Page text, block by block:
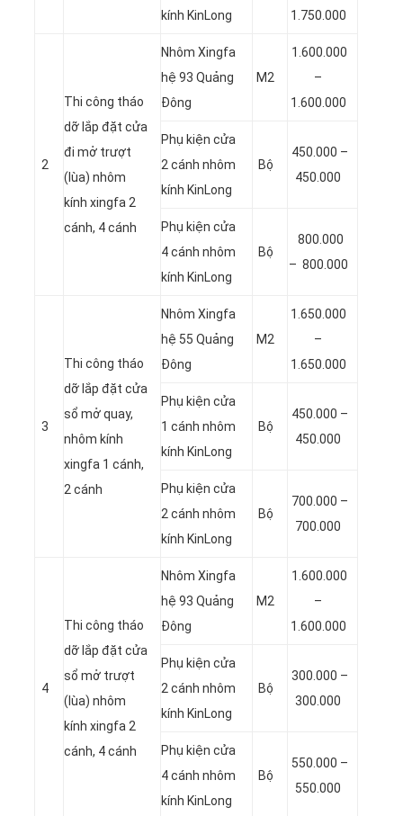
kính KinLong
1.750.000
2
Thi công tháo
dỡ lắp đặt cửa
đi mở trượt
(lùa) nhôm
kính xingfa 2
cánh, 4 cánh
Nhôm Xingfa
hệ 93 Quảng
Đông
M2
1.600.000
–
1.600.000
Phụ kiện cửa
2 cánh nhôm
kính KinLong
Bộ
450.000 –
450.000
Phụ kiện cửa
4 cánh nhôm
kính KinLong
Bộ
800.000
– 800.000
3
Thi công tháo
dỡ lắp đặt cửa
sổ mở quay,
nhôm kính
xingfa 1 cánh,
2 cánh
Nhôm Xingfa
hệ 55 Quảng
Đông
M2
1.650.000
–
1.650.000
Phụ kiện cửa
1 cánh nhôm
kính KinLong
Bộ
450.000 –
450.000
Phụ kiện cửa
2 cánh nhôm
kính KinLong
Bộ
700.000 –
700.000
4
Thi công tháo
dỡ lắp đặt cửa
sổ mở trượt
(lùa) nhôm
kính xingfa 2
cánh, 4 cánh
Nhôm Xingfa
hệ 93 Quảng
Đông
M2
1.600.000
–
1.600.000
Phụ kiện cửa
2 cánh nhôm
kính KinLong
Bộ
300.000 –
300.000
Phụ kiện cửa
4 cánh nhôm
kính KinLong
Bộ
550.000 –
550.000